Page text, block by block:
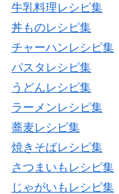
牛乳料理レシピ集
丼ものレシピ集
チャーハンレシピ集
パスタレシピ集
うどんレシピ集
ラーメンレシピ集
蕎麦レシピ集
焼きそばレシピ集
さつまいもレシピ集
じゃがいもレシピ集